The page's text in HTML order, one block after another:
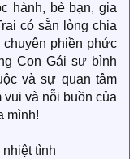
hành, bè bạn, gia
có sẵn lòng chia
phiền phức
Con Gái sự bình
và sự quan tâm
và nỗi buồn của
mình!
tình